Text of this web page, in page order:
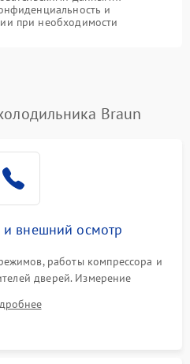
и
при необходимости
Braun
и внешний осмотр
работы компрессора и
дверей. Измерение
проверка термостата и
с электронного дисплея.